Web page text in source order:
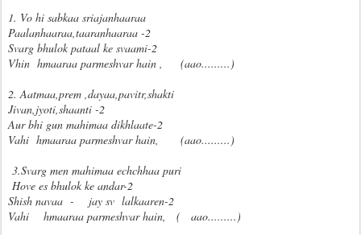
1. Vo hi sabkaa sriajanhaaraa
Paalanhaaraa,taaranhaaraa -2
Svarg bhulok pataal ke svaami-2
Vhin hmaaraa parmeshvar hain , (aao.........)
2. Aatmaa,prem ,dayaa,pavitr,shakti
Jivan,jyoti,shaanti -2
Aur bhi gun mahimaa dikhlaate-2
Vahi hmaaraa parmeshvar hain, (aao.........)
3.Svarg men mahimaa echchhaa puri
Hove es bhulok ke andar-2
Shish navaa - jay sv lalkaaren-2
Vahi hmaaraa parmeshvar hain, ( aao.........)